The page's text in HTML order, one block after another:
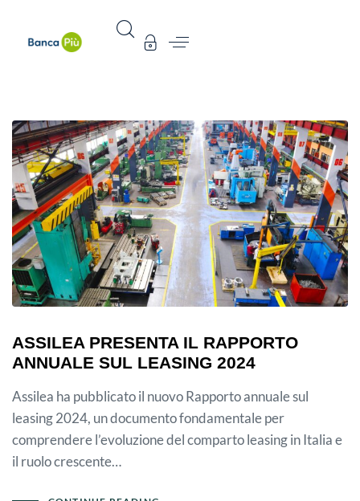
ASSILEA PRESENTA IL RAPPORTO
ANNUALE SUL LEASING 2024
Assilea ha pubblicato il nuovo Rapporto annuale sul
leasing 2024, un documento fondamentale per
comprendere l’evoluzione del comparto leasing in Italia e
il ruolo crescente…